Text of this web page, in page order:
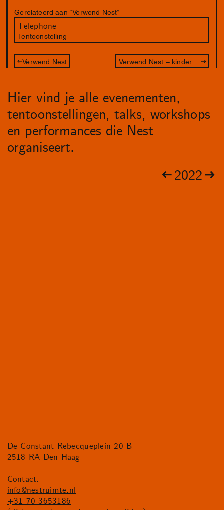
Gerelateerd aan “Verwend Nest”
Telephone
Tentoonstelling
Verwend Nest
Hier vind je alle evenementen,
tentoonstellingen, talks, workshops
en performances die Nest
organiseert.
2022
De Constant Rebecqueplein 20-B
2518 RA Den Haag
Contact:
info@nestruimte.nl
+31 70 3653186